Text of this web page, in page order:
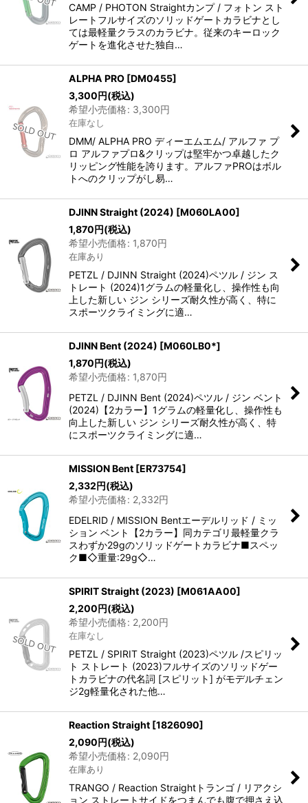
CAMP / PHOTON Straightカンプ / フォトン スト
レートフルサイズのソリッドゲートカラビナとし
ては最軽量クラスのカラビナ。従来のキーロック
ゲートを進化させた独自…
ALPHA PRO [DM0455]
3,300円(税込)
希望小売価格: 3,300円
在庫なし
DMM/ ALPHA PRO ディーエムエム/ アルファ プ
ロ アルファプロ&クリップは堅牢かつ卓越したク
リッピング性能を誇ります。アルファPROはボル
トへのクリップがし易…
DJINN Straight (2024) [M060LA00]
1,870円(税込)
希望小売価格: 1,870円
在庫あり
PETZL / DJINN Straight (2024)ペツル / ジン ス
トレート (2024)1グラムの軽量化し、操作性も向
上した新しい ジン シリーズ耐久性が高く、特に
スポーツクライミングに適…
DJINN Bent (2024) [M060LB0*]
1,870円(税込)
希望小売価格: 1,870円
PETZL / DJINN Bent (2024)ペツル / ジン ベント
(2024)【2カラー】1グラムの軽量化し、操作性も
向上した新しい ジン シリーズ耐久性が高く、特
にスポーツクライミングに適…
MISSION Bent [ER73754]
2,332円(税込)
希望小売価格: 2,332円
EDELRID / MISSION Bentエーデルリッド / ミッ
ション ベント【2カラー】同カテゴリ最軽量クラ
スわずか29gのソリッドゲートカラビナ■スペッ
ク■◇重量:29g◇…
SPIRIT Straight (2023) [M061AA00]
2,200円(税込)
希望小売価格: 2,200円
在庫なし
PETZL / SPIRIT Straight (2023)ペツル /スピリッ
ト ストレート (2023)フルサイズのソリッドゲー
トカラビナの代名詞 [スピリット] がモデルチェン
ジ2g軽量化された他…
Reaction Straight [1826090]
2,090円(税込)
希望小売価格: 2,090円
在庫あり
TRANGO / Reaction Straightトランゴ / リアクシ
ョン ストレートサイドをつまんでも腹で押さえ込